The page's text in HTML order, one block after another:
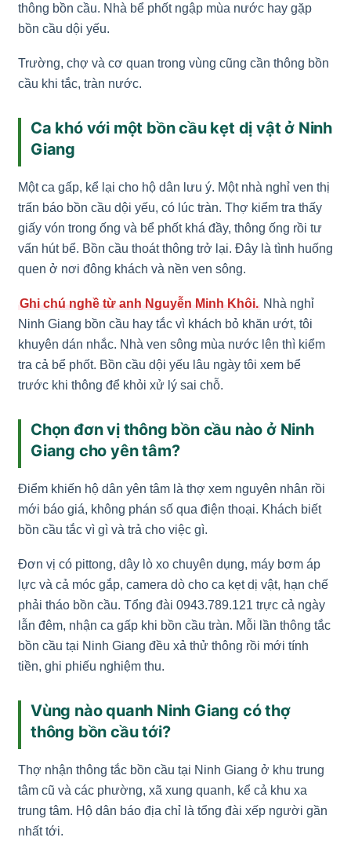
thông bồn cầu. Nhà bể phốt ngập mùa nước hay gặp
bồn cầu dội yếu.
Trường, chợ và cơ quan trong vùng cũng cần thông bồn
cầu khi tắc, tràn nước.
Ca khó với một bồn cầu kẹt dị vật ở Ninh
Giang
Một ca gấp, kể lại cho hộ dân lưu ý. Một nhà nghỉ ven thị
trấn báo bồn cầu dội yếu, có lúc tràn. Thợ kiểm tra thấy
giấy vón trong ống và bể phốt khá đầy, thông ống rồi tư
vấn hút bể. Bồn cầu thoát thông trở lại. Đây là tình huống
quen ở nơi đông khách và nền ven sông.
Ghi chú nghề từ anh Nguyễn Minh Khôi. Nhà nghỉ
Ninh Giang bồn cầu hay tắc vì khách bỏ khăn ướt, tôi
khuyên dán nhắc. Nhà ven sông mùa nước lên thì kiểm
tra cả bể phốt. Bồn cầu dội yếu lâu ngày tôi xem bể
trước khi thông để khỏi xử lý sai chỗ.
Chọn đơn vị thông bồn cầu nào ở Ninh
Giang cho yên tâm?
Điểm khiến hộ dân yên tâm là thợ xem nguyên nhân rồi
mới báo giá, không phán số qua điện thoại. Khách biết
bồn cầu tắc vì gì và trả cho việc gì.
Đơn vị có pittong, dây lò xo chuyên dụng, máy bơm áp
lực và cả móc gắp, camera dò cho ca kẹt dị vật, hạn chế
phải tháo bồn cầu. Tổng đài 0943.789.121 trực cả ngày
lẫn đêm, nhận ca gấp khi bồn cầu tràn. Mỗi lần thông tắc
bồn cầu tại Ninh Giang đều xả thử thông rồi mới tính
tiền, ghi phiếu nghiệm thu.
Vùng nào quanh Ninh Giang có thợ
thông bồn cầu tới?
Thợ nhận thông tắc bồn cầu tại Ninh Giang ở khu trung
tâm cũ và các phường, xã xung quanh, kể cả khu xa
trung tâm. Hộ dân báo địa chỉ là tổng đài xếp người gần
nhất tới.